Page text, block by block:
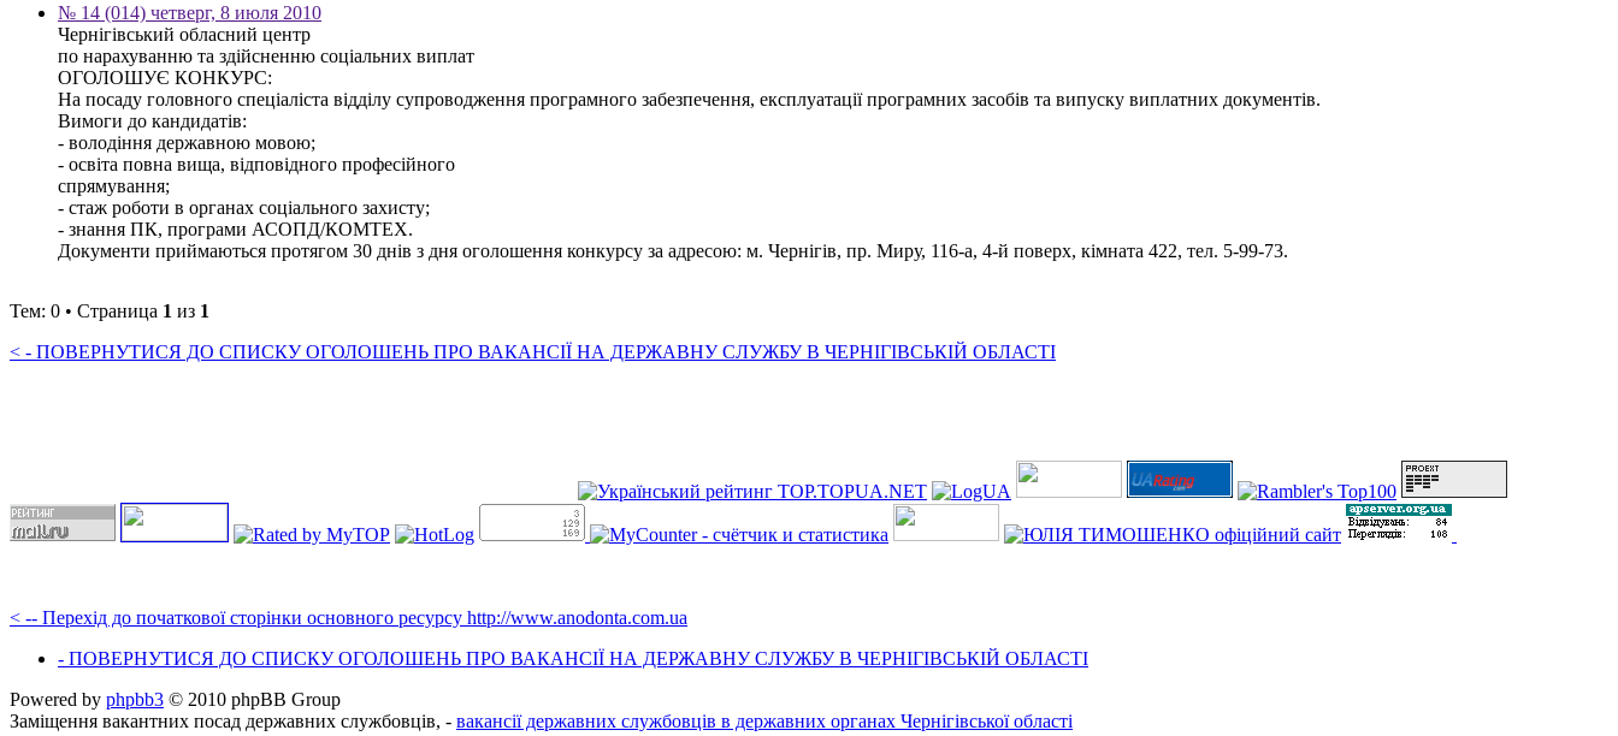
№ 14 (014) четверг, 8 июля 2010
Чернігівський обласний центр
по нарахуванню та здійсненню соціальних виплат
ОГОЛОШУЄ КОНКУРС:
На посаду головного спеціаліста відділу супроводження програмного забезпечення, експлуатації програмних засобів та випуску виплатних документів.
Вимоги до кандидатів:
- володіння державною мовою;
- освіта повна вища, відповідного професійного
спрямування;
- стаж роботи в органах соціального захисту;
- знання ПК, програми АСОПД/КОМТЕХ.
Документи приймаються протягом 30 днів з дня оголошення конкурсу за адресою: м. Чернігів, пр. Миру, 116-а, 4-й поверх, кімната 422, тел. 5-99-73.
Тем: 0 • Страница 1 из 1
< - ПОВЕРНУТИСЯ ДО СПИСКУ ОГОЛОШЕНЬ ПРО ВАКАНСІЇ НА ДЕРЖАВНУ СЛУЖБУ В ЧЕРНІГІВСЬКІЙ ОБЛАСТІ
< -- Перехід до початкової сторінки основного ресурсу http://www.anodonta.com.ua
- ПОВЕРНУТИСЯ ДО СПИСКУ ОГОЛОШЕНЬ ПРО ВАКАНСІЇ НА ДЕРЖАВНУ СЛУЖБУ В ЧЕРНІГІВСЬКІЙ ОБЛАСТІ
Powered by phpbb3 © 2010 phpBB Group
Заміщення вакантних посад державних службовців, - вакансії державних службовців в державних органах Чернігівської області